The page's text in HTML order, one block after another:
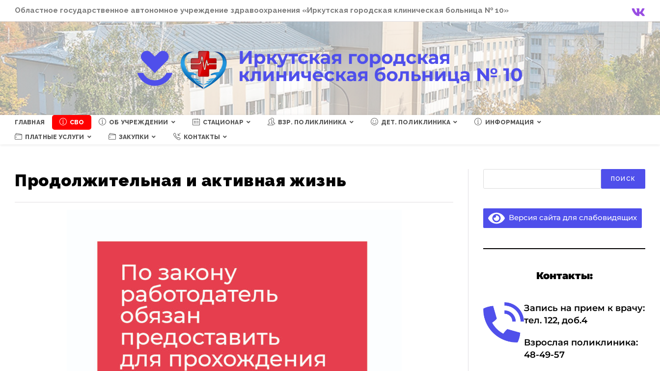
Перейти
содержимому
Областное государственное автономное учреждение здравоохранения «Иркутская городская клиническая больница № 10»
ГЛАВНАЯ СВО ОБ УЧРЕЖДЕНИИ СТАЦИОНАР ВЗР. ПОЛИКЛИНИКА ДЕТ. ПОЛИКЛИНИКА
ИНФОРМАЦИЯ
ПЛАТНЫЕ УСЛУГИ
ЗАКУПКИ КОНТАКТЫ
Продолжительная и активная жизнь ПОИСК
Версия сайта для слабовидящих
Контакты:
Запись на прием к врачу:
тел. 122, доб.4
Взрослая поликлиника:
48-49-57